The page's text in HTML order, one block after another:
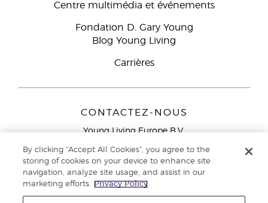
Centre multimédia et événements
Fondation D. Gary Young
Blog Young Living
Carrières
CONTACTEZ-NOUS
Young Living Europe B.V.
9727 AJ Groningen
Service réservé aux Partenaires de la marque
791
By clicking “Accept All Cookies”, you agree to the
storing of cookies on your device to enhance site
navigation, analyze site usage, and assist in our
marketing efforts.
Privacy Policy